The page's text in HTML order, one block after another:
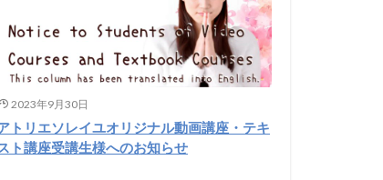
2023年9月30日
トリエソレイユオリジナル動画講座・テキ
ト講座受講生様へのお知らせ